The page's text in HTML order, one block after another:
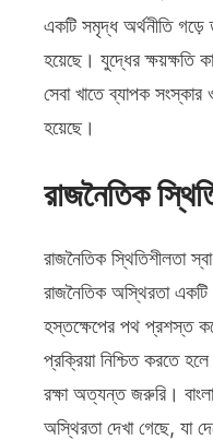
একটি সমৃদ্ধ অর্থনীতি গড়ে
হয়েছে। যুদ্ধের ক্ষয়ক্ষতি
সেবা খাতে ব্যাপক
হয়েছে।
রাজনৈতিক
রাজনৈতিক স্থিতিশীলতা
রাজনৈতিক অস্থিরতা একটি
হস্তক্ষেপের পথ প্রশস্ত
প্রক্রিয়া নিশ্চিত করতে
রক্ষা অত্যন্ত জরুরি।
অস্থিরতা দেখা গেছে, যা